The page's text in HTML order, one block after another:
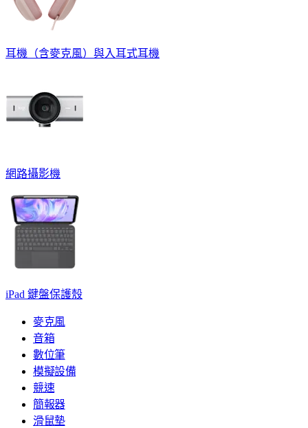
耳機（含麥克風）與入耳式耳機
網路攝影機
iPad 鍵盤保護殼
麥克風
音箱
數位筆
模擬設備
競速
簡報器
滑鼠墊